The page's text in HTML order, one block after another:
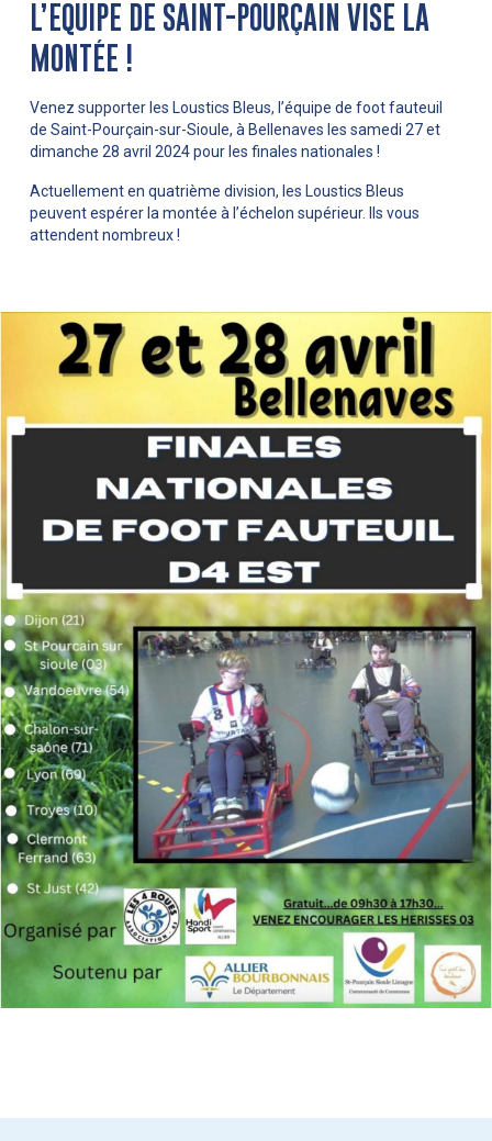
L’EQUIPE DE SAINT-POURÇAIN VISE LA
MONTÉE !
Venez supporter les Loustics Bleus, l’équipe de foot fauteuil
de Saint-Pourçain-sur-Sioule, à Bellenaves les samedi 27 et
dimanche 28 avril 2024 pour les finales nationales !
Actuellement en quatrième division, les Loustics Bleus
peuvent espérer la montée à l’échelon supérieur. Ils vous
attendent nombreux !